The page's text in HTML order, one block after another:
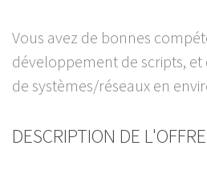
Vous avez de bonnes
développement de scripts,
de systèmes/réseaux en
DESCRIPTION DE L'OFFRE